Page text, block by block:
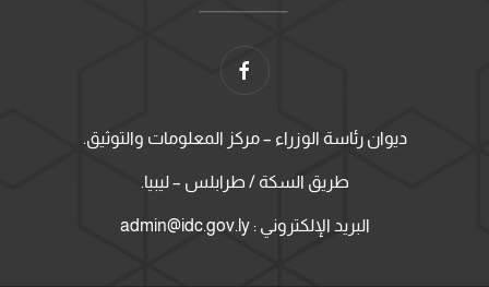
ديوان رئاسة الوزراء – مركز المعلومات والتوثيق.
طريق السكة / طرابلس – ليبيا.
البريد الإلكتروني : admin@idc.gov.ly